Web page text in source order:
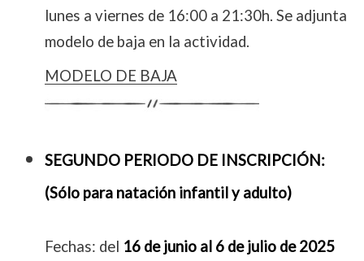
lunes a viernes de 16:00 a 21:30h. Se adjunta
modelo de baja en la actividad.
MODELO DE BAJA
SEGUNDO PERIODO DE INSCRIPCIÓN:
(Sólo para natación infantil y adulto)
Fechas: del 16 de junio al 6 de julio de 2025